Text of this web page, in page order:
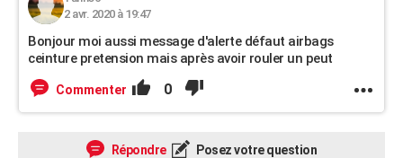
2 avr. 2020 à 19:47
Bonjour moi aussi message d'alerte défaut airbags
ceinture pretension mais après avoir rouler un peut
Commenter 0
Répondre Posez votre question